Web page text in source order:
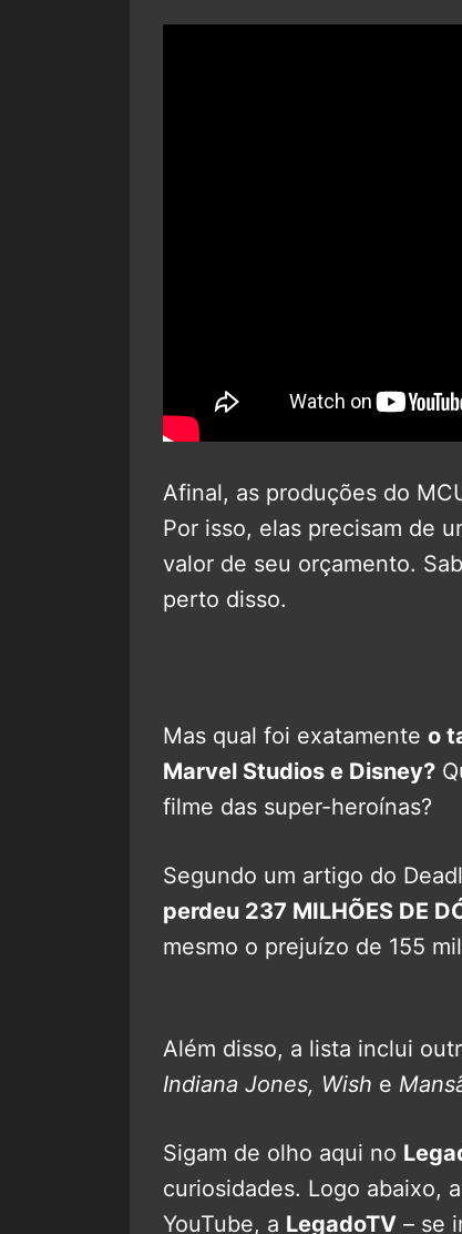
Afinal, as produções do
Por isso, elas precisam de
valor de seu orçamento.
perto disso.
Mas qual foi exatamente o
Marvel Studios e Disney?
filme das super-heroínas?
Segundo um artigo do
perdeu 237 MILHÕES DE
mesmo o prejuízo de 155
Além disso, a lista inclui
Indiana Jones, Wish e
Sigam de olho aqui no
curiosidades. Logo abaixo,
YouTube, a LegadoTV – se